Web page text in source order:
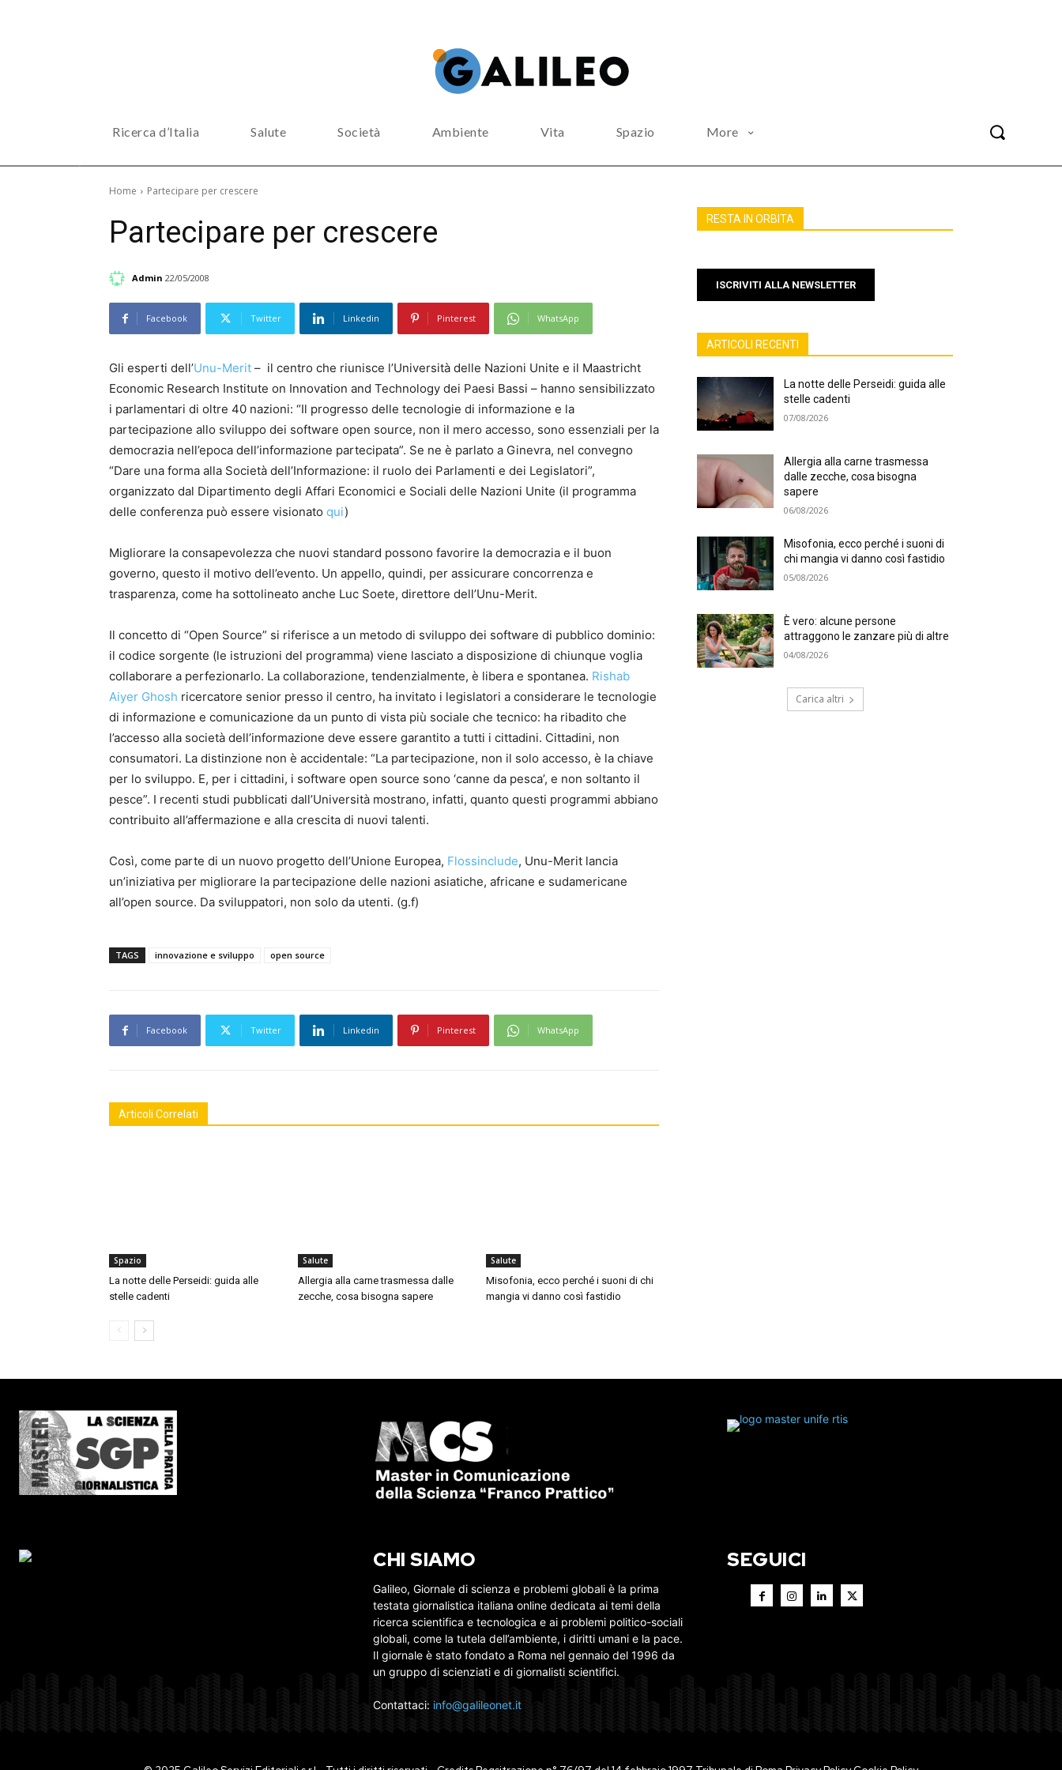
Ricerca d’Italia Salute Società Ambiente Vita Spazio More
Home Partecipare per crescere
Partecipare per crescere
Admin 22/05/2008
Facebook Twitter Linkedin Pinterest WhatsApp
Gli esperti dell’Unu-Merit – il centro che riunisce l’Università delle Nazioni Unite e il Maastricht
Economic Research Institute on Innovation and Technology dei Paesi Bassi – hanno sensibilizzato
i parlamentari di oltre 40 nazioni: “Il progresso delle tecnologie di informazione e la
partecipazione allo sviluppo dei software open source, non il mero accesso, sono essenziali per la
democrazia nell’epoca dell’informazione partecipata”. Se ne è parlato a Ginevra, nel convegno
“Dare una forma alla Società dell’Informazione: il ruolo dei Parlamenti e dei Legislatori”,
organizzato dal Dipartimento degli Affari Economici e Sociali delle Nazioni Unite (il programma
delle conferenza può essere visionato qui)
Migliorare la consapevolezza che nuovi standard possono favorire la democrazia e il buon
governo, questo il motivo dell’evento. Un appello, quindi, per assicurare concorrenza e
trasparenza, come ha sottolineato anche Luc Soete, direttore dell’Unu-Merit.
Il concetto di “Open Source” si riferisce a un metodo di sviluppo dei software di pubblico dominio:
il codice sorgente (le istruzioni del programma) viene lasciato a disposizione di chiunque voglia
collaborare a perfezionarlo. La collaborazione, tendenzialmente, è libera e spontanea. Rishab
Aiyer Ghosh ricercatore senior presso il centro, ha invitato i legislatori a considerare le tecnologie
di informazione e comunicazione da un punto di vista più sociale che tecnico: ha ribadito che
l’accesso alla società dell’informazione deve essere garantito a tutti i cittadini. Cittadini, non
consumatori. La distinzione non è accidentale: “La partecipazione, non il solo accesso, è la chiave
per lo sviluppo. E, per i cittadini, i software open source sono ‘canne da pesca’, e non soltanto il
pesce”. I recenti studi pubblicati dall’Università mostrano, infatti, quanto questi programmi abbiano
contribuito all’affermazione e alla crescita di nuovi talenti.
Così, come parte di un nuovo progetto dell’Unione Europea, Flossinclude, Unu-Merit lancia
un’iniziativa per migliorare la partecipazione delle nazioni asiatiche, africane e sudamericane
all’open source. Da sviluppatori, non solo da utenti. (g.f)
TAGS innovazione e sviluppo open source
Facebook Twitter Linkedin Pinterest WhatsApp
Articoli Correlati
Spazio
La notte delle Perseidi: guida alle
stelle cadenti
Salute
Allergia alla carne trasmessa dalle
zecche, cosa bisogna sapere
Salute
Misofonia, ecco perché i suoni di chi
mangia vi danno così fastidio
RESTA IN ORBITA
ISCRIVITI ALLA NEWSLETTER
ARTICOLI RECENTI
La notte delle Perseidi: guida alle
stelle cadenti
07/08/2026
Allergia alla carne trasmessa
dalle zecche, cosa bisogna
sapere
06/08/2026
Misofonia, ecco perché i suoni di
chi mangia vi danno così fastidio
05/08/2026
È vero: alcune persone
attraggono le zanzare più di altre
04/08/2026
Carica altri
CHI SIAMO
Galileo, Giornale di scienza e problemi globali è la prima
testata giornalistica italiana online dedicata ai temi della
ricerca scientifica e tecnologica e ai problemi politico-sociali
globali, come la tutela dell’ambiente, i diritti umani e la pace.
Il giornale è stato fondato a Roma nel gennaio del 1996 da
un gruppo di scienziati e di giornalisti scientifici.
Contattaci: info@galileonet.it
SEGUICI